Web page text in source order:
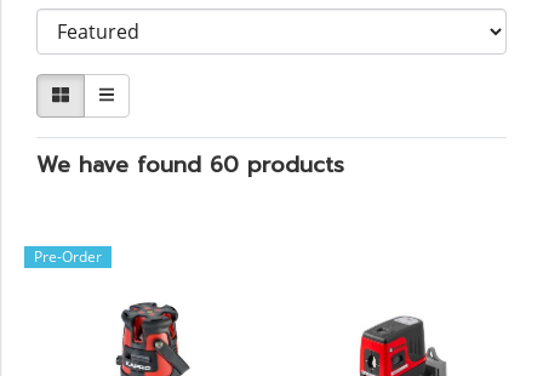
We have found 60 products
Pre-Order